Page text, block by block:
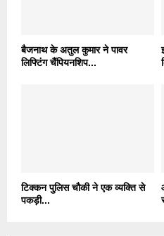
बैजनाथ के अतुल कुमार ने पावर
लिफ्टिंग चैंपियनशिप...
टिक्कन पुलिस चौकी ने एक व्यक्ति से
पकड़ी...